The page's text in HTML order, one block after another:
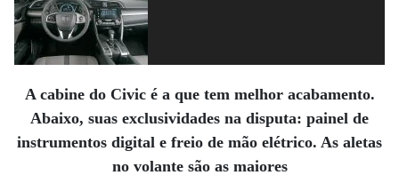
A cabine do Civic é a que tem melhor acabamento.
Abaixo, suas exclusividades na disputa: painel de
instrumentos digital e freio de mão elétrico. As aletas
no volante são as maiores